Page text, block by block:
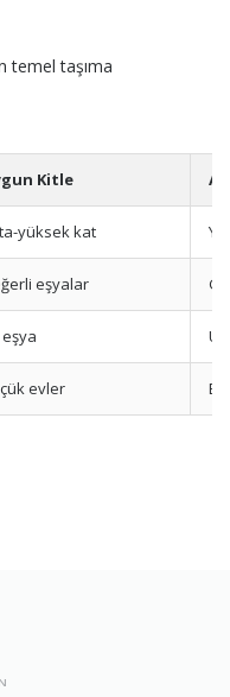
temel taşıma
Kitle
yüksek kat
eşyalar
evler